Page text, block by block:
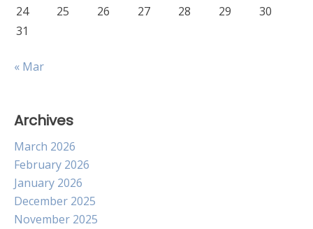
24
25 26 27 28 29
30
31
« Mar
Archives
March 2026
February 2026
January 2026
December 2025
November 2025